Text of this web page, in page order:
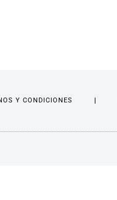
Y CONDICIONES